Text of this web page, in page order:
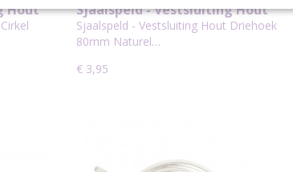
Hout
Sjaalspeld - Vestsluiting Hout
Driehoek 80mm Naturel
Gestreept
Sjaalspeld - Vestsluiting Hout Driehoek
80mm Naturel…
€ 3,95